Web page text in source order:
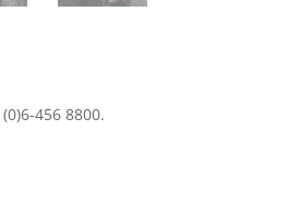
456 8800.